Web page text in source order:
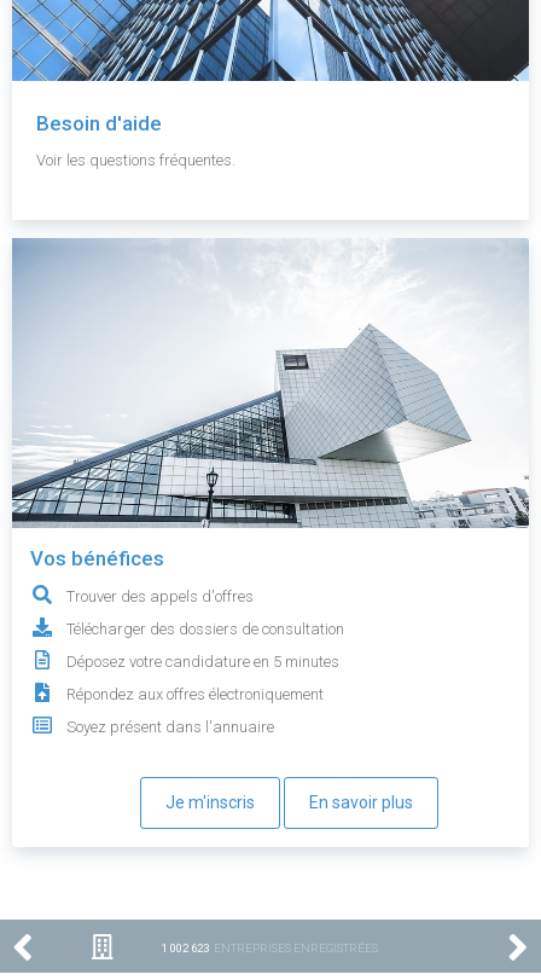
Besoin d'aide
Voir les questions fréquentes.
Vos bénéfices
Trouver des appels d'offres
Télécharger des dossiers de consultation
Déposez votre candidature en 5 minutes
Répondez aux offres électroniquement
Soyez présent dans l'annuaire
Je m'inscris En savoir plus
1 002 623 ENTREPRISES ENREGISTRÉES